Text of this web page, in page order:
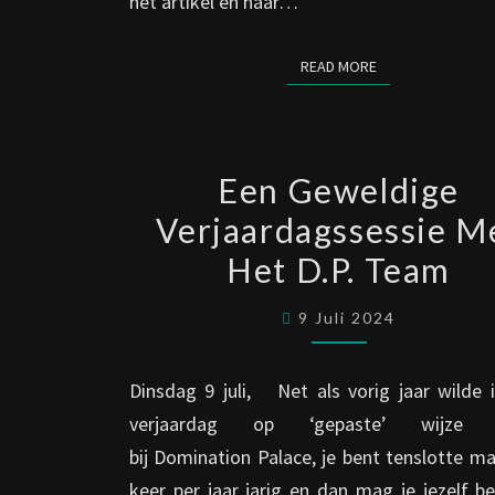
READ MOREREAD MORE
GEWELDIGE
MET
D.P.
Een Geweldige
Verjaardagssessie
Het D.P. Team
9 Juli 2024
Dinsdag 9 juli, Net als vorig jaar wilde
verjaardag op ‘gepaste’ wijze
bij Domination Palace, je bent tenslotte